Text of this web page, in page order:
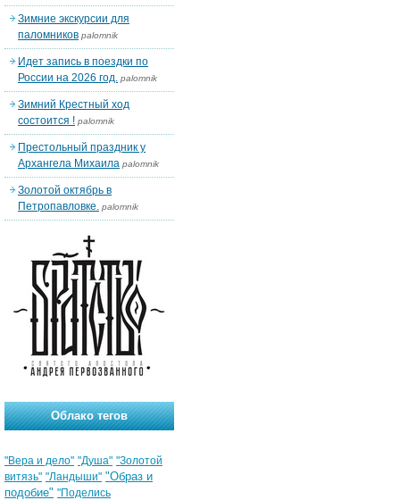
Зимние экскурсии для
паломников palomnik
Идет запись в поездки по
России на 2026 год. palomnik
Зимний Крестный ход
состоится ! palomnik
Престольный праздник у
Архангела Михаила palomnik
Золотой октябрь в
Петропавловке. palomnik
Облако тегов
"Вера и дело" "Душа" "Золотой
витязь" "Ландыши" "Образ и
подобие" "Поделись